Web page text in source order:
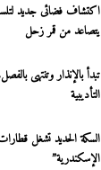
اكتشاف فضائى جديد
يتصاعد من قمر زحل
تبدأ بالإنذار وتنتهى
التأديبية
السكة الحديد تشغل
الإسكندرية”